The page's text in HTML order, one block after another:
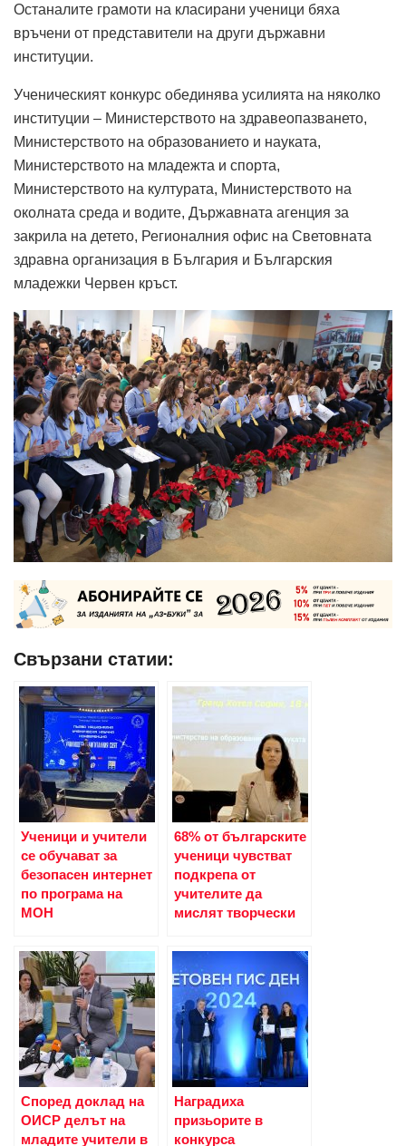
Останалите грамоти на класирани ученици бяха
връчени от представители на други държавни
институции.
Ученическият конкурс обединява усилията на няколко
институции – Министерството на здравеопазването,
Министерството на образованието и науката,
Министерството на младежта и спорта,
Министерството на културата, Министерството на
околната среда и водите, Държавната агенция за
закрила на детето, Регионалния офис на Световната
здравна организация в България и Българския
младежки Червен кръст.
Свързани статии:
Ученици и учители
се обучават за
безопасен интернет
по програма на
МОН
68% от българските
ученици чувстват
подкрепа от
учителите да
мислят творчески
Според доклад на
ОИСР делът на
младите учители в
Наградиха
призьорите в
конкурса